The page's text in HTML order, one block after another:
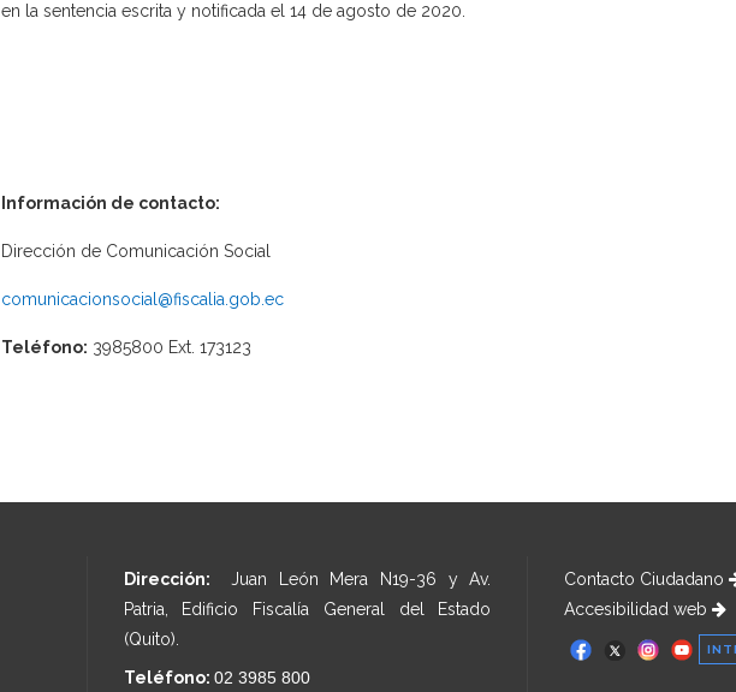
en la sentencia escrita y notificada el 14 de agosto de 2020.
Información de contacto:
Dirección de Comunicación Social
comunicacionsocial@fiscalia.gob.ec
Teléfono: 3985800 Ext. 173123
Dirección: Juan León Mera N19-36 y Av.
Patria, Edificio Fiscalía General del Estado
(Quito).
Teléfono: 02 3985 800
Contacto Ciudadano
Accesibilidad web